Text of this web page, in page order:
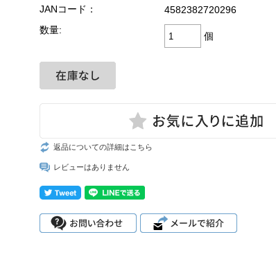
JANコード：
4582382720296
数量:
個
返品についての詳細はこちら
レビューはありません